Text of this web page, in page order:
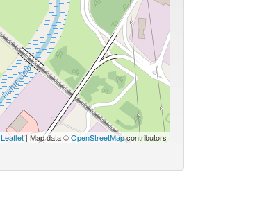
Leaflet| Map data ©OpenStreetMapcontributors